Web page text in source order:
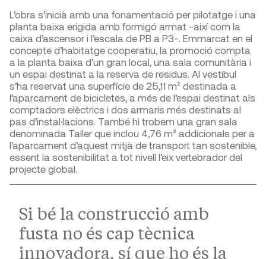
L’obra s’inicià amb una fonamentació per pilotatge i una
planta baixa erigida amb formigó armat -així com la
caixa d’ascensor i l’escala de PB a P3-. Emmarcat en el
concepte d’habitatge cooperatiu, la promoció compta
a la planta baixa d’un gran local, una sala comunitària i
un espai destinat a la reserva de residus. Al vestíbul
s’ha reservat una superfície de 25,11 m² destinada a
l’aparcament de bicicletes, a més de l’espai destinat als
comptadors elèctrics i dos armaris més destinats al
pas d’instal·lacions. També hi trobem una gran sala
denominada Taller que inclou 4,76 m² addicionals per a
l’aparcament d’aquest mitjà de transport tan sostenible,
essent la sostenibilitat a tot nivell l’eix vertebrador del
projecte global.
Si bé la construcció amb
fusta no és cap tècnica
innovadora, sí que ho és la